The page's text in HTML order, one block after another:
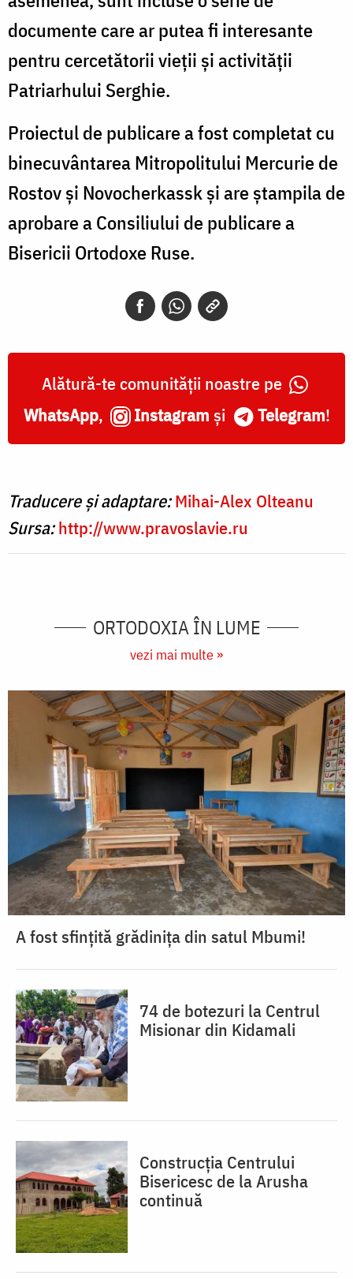
documente care ar putea fi interesante
pentru cercetătorii vieții și activității
Patriarhului Serghie.
Proiectul de publicare a fost completat cu
binecuvântarea Mitropolitului Mercurie de
Rostov și Novocherkassk și are ștampila de
aprobare a Consiliului de publicare a
Bisericii Ortodoxe Ruse.
Alătură-te comunității noastre pe
WhatsApp, Instagram și Telegram!
Traducere și adaptare:Mihai-Alex Olteanu
Sursa:http://www.pravoslavie.ru
ORTODOXIA ÎN LUME
vezi mai multe »
A fost sfințită grădinița din satul Mbumi!
74 de botezuri la Centrul
Misionar din Kidamali
Construcția Centrului
Bisericesc de la Arusha
continuă